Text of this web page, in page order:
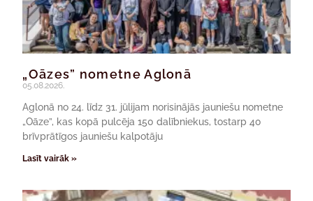
„Oāzes” nometne Aglonā
05.08.2026.
Aglonā no 24. līdz 31. jūlijam norisinājās jauniešu nometne
„Oāze”, kas kopā pulcēja 150 dalībniekus, tostarp 40
brīvprātīgos jauniešu kalpotāju
Lasīt vairāk »